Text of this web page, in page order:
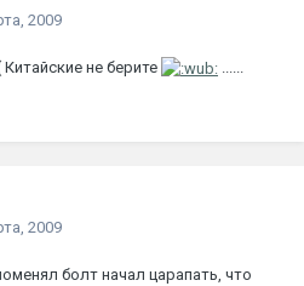
2009
не берите
......
2009
болт начал царапать, что